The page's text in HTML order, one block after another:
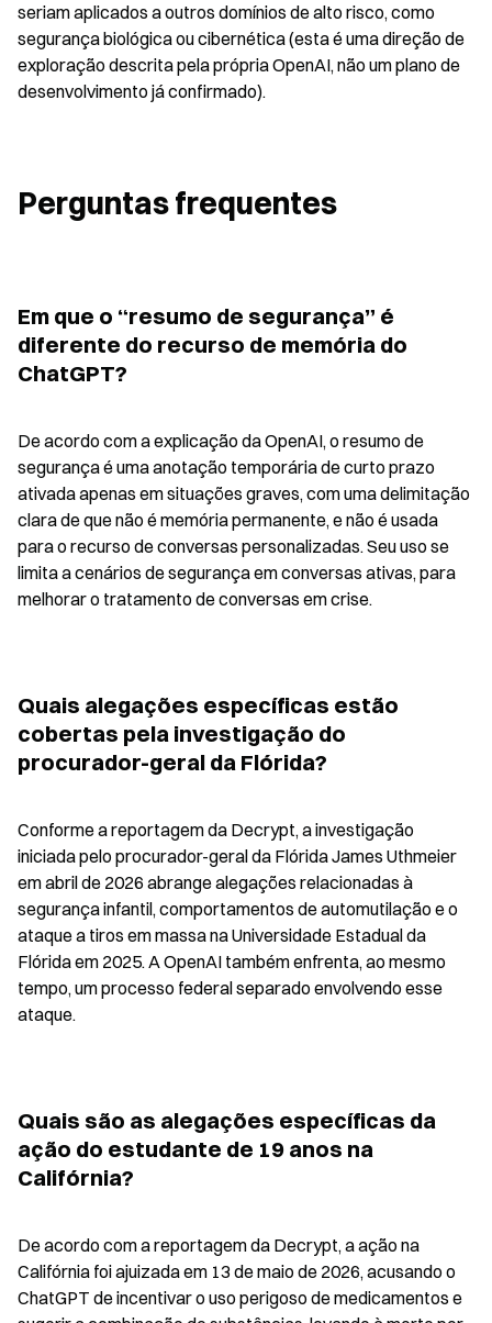
seriam aplicados a outros domínios de alto risco, como
segurança biológica ou cibernética (esta é uma direção de
exploração descrita pela própria OpenAI, não um plano de
desenvolvimento já confirmado).
Perguntas frequentes
Em que o “resumo de segurança” é
diferente do recurso de memória do
ChatGPT?
De acordo com a explicação da OpenAI, o resumo de
segurança é uma anotação temporária de curto prazo
ativada apenas em situações graves, com uma delimitação
clara de que não é memória permanente, e não é usada
para o recurso de conversas personalizadas. Seu uso se
limita a cenários de segurança em conversas ativas, para
melhorar o tratamento de conversas em crise.
Quais alegações específicas estão
cobertas pela investigação do
procurador-geral da Flórida?
Conforme a reportagem da Decrypt, a investigação
iniciada pelo procurador-geral da Flórida James Uthmeier
em abril de 2026 abrange alegações relacionadas à
segurança infantil, comportamentos de automutilação e o
ataque a tiros em massa na Universidade Estadual da
Flórida em 2025. A OpenAI também enfrenta, ao mesmo
tempo, um processo federal separado envolvendo esse
ataque.
Quais são as alegações específicas da
ação do estudante de 19 anos na
Califórnia?
De acordo com a reportagem da Decrypt, a ação na
Califórnia foi ajuizada em 13 de maio de 2026, acusando o
ChatGPT de incentivar o uso perigoso de medicamentos e